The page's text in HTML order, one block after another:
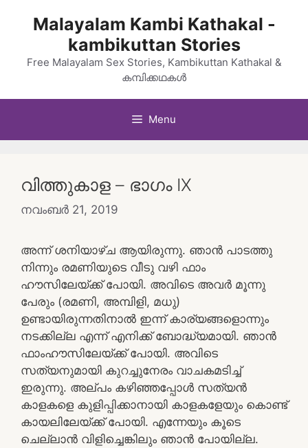
Malayalam Kambi Kathakal -
kambikuttan Stories
Free Malayalam Sex Stories, Kambikuttan Kathakal &
കമ്പിക്കഥകൾ
Menu
വിത്തുകാള – ഭാഗം IX
നവംബർ 21, 2019
അന്ന്‌ ശനിയാഴ്‌ച ആയിരുന്നു. ഞാന്‍ പാടത്തു
നിന്നും രമണിയുടെ വീടു വഴി ഫാം
ഹൗസിലേയ്‌ക്ക്‌ പോയി. അവിടെ അവര്‍ മൂന്നു
പേരും (രമണി, അമ്പിളി, മധു)
ഉണ്ടായിരുന്നതിനാല്‍ ഇന്ന്‌ കാര്യങ്ങളൊന്നും
നടക്കില്ല എന്ന്‌ എനിക്ക്‌ ബോദ്ധ്യമായി. ഞാന്‍
ഫാംഹൗസിലേയ്‌ക്ക്‌ പോയി. അവിടെ
സത്യനുമായി കുറച്ചുനേരം വാചകമടിച്ച്‌
ഇരുന്നു. അല്‌പം കഴിഞ്ഞപ്പോള്‍ സത്യന്‍
കാളകളെ കുളിപ്പിക്കാനായി കാളകളേയും കൊണ്ട്‌
കായലിലേയ്‌ക്ക്‌ പോയി. എന്നേയും കൂടെ
ചെല്ലാന്‍ വിളിച്ചെങ്കിലും ഞാന്‍ പോയില്ല.